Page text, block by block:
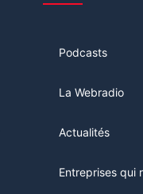
Podcasts
La Webradio
Actualités
Entreprises qui